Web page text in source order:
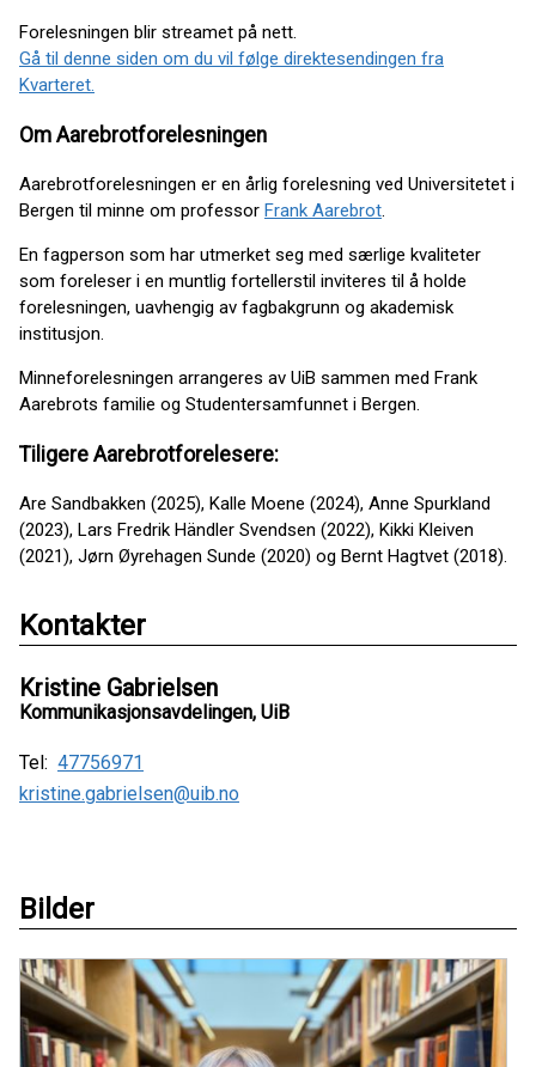
Forelesningen blir streamet på nett.
Gå til denne siden om du vil følge direktesendingen fra
Kvarteret.
Om Aarebrotforelesningen
Aarebrotforelesningen er en årlig forelesning ved Universitetet i
Bergen til minne om professor Frank Aarebrot.
En fagperson som har utmerket seg med særlige kvaliteter
som foreleser i en muntlig fortellerstil inviteres til å holde
forelesningen, uavhengig av fagbakgrunn og akademisk
institusjon.
Minneforelesningen arrangeres av UiB sammen med Frank
Aarebrots familie og Studentersamfunnet i Bergen.
Tiligere Aarebrotforelesere:
Are Sandbakken (2025), Kalle Moene (2024), Anne Spurkland
(2023), Lars Fredrik Händler Svendsen (2022), Kikki Kleiven
(2021), Jørn Øyrehagen Sunde (2020) og Bernt Hagtvet (2018).
Kontakter
Kristine Gabrielsen
Kommunikasjonsavdelingen, UiB
Tel: 47756971
kristine.gabrielsen@uib.no
Bilder